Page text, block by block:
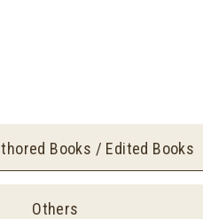
Books / Edited Books
Others